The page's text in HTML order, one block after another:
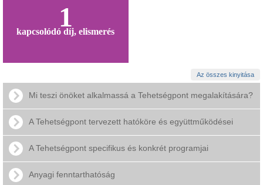
1
kapcsolódó díj, elismerés
Az összes kinyitása
Mi teszi önöket alkalmassá a Tehetségpont megalakítására?
A Tehetségpont tervezett hatóköre és együttműködései
A Tehetségpont specifikus és konkrét programjai
Anyagi fenntarthatóság